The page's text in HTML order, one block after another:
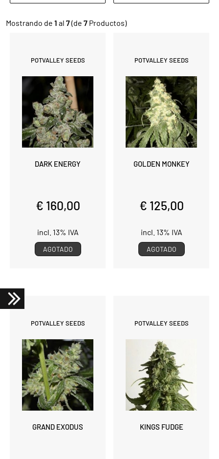
Mostrando de 1 al 7(de 7 Productos)
POTVALLEY SEEDS
DARK ENERGY
€ 160,00
incl. 13% IVA
AGOTADO
POTVALLEY SEEDS
GOLDEN MONKEY
€ 125,00
incl. 13% IVA
AGOTADO
POTVALLEY SEEDS
GRAND EXODUS
POTVALLEY SEEDS
KINGS FUDGE